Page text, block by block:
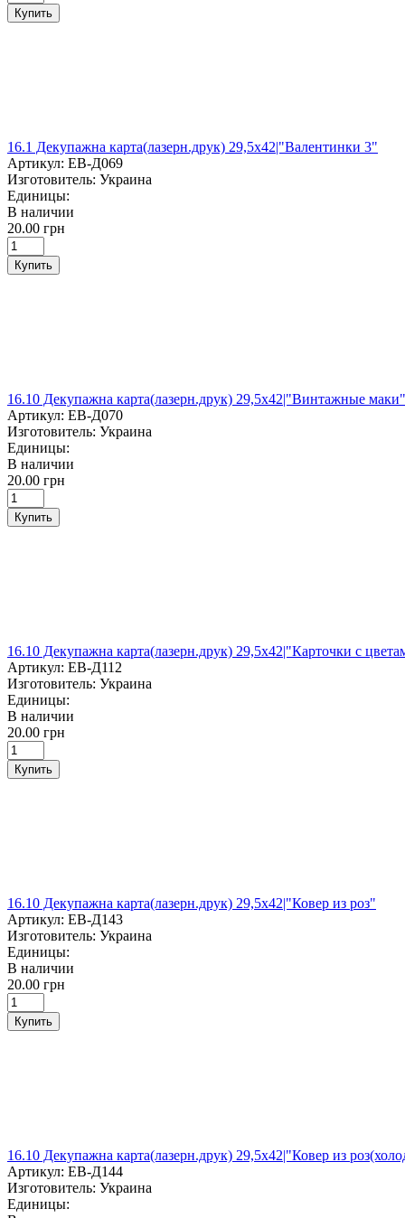
Купить
16.1 Декупажна карта(лазерн.друк) 29,5х42|"Валентинки 3"
Артикул: ЕВ-Д069
Изготовитель: Украина
Единицы:
В наличии
20.00 грн
Купить
16.10 Декупажна карта(лазерн.друк) 29,5х42|"Винтажные маки"
Артикул: ЕВ-Д070
Изготовитель: Украина
Единицы:
В наличии
20.00 грн
Купить
16.10 Декупажна карта(лазерн.друк) 29,5х42|"Карточки с
Артикул: ЕВ-Д112
Изготовитель: Украина
Единицы:
В наличии
20.00 грн
Купить
16.10 Декупажна карта(лазерн.друк) 29,5х42|"Ковер из роз"
Артикул: ЕВ-Д143
Изготовитель: Украина
Единицы:
В наличии
20.00 грн
Купить
16.10 Декупажна карта(лазерн.друк) 29,5х42|"Ковер из
Артикул: ЕВ-Д144
Изготовитель: Украина
Единицы: